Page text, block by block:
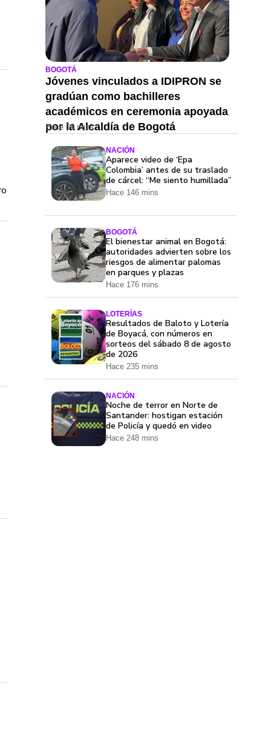
BOGOTÁ
Jóvenes vinculados a IDIPRON se
gradúan como bachilleres
académicos en ceremonia apoyada
por la Alcaldía de Bogotá
Hace 56 mins
NACIÓN
Aparece video de ‘Epa
Colombia’ antes de su traslado
de cárcel: “Me siento humillada”
Hace 146 mins
BOGOTÁ
El bienestar animal en Bogotá:
autoridades advierten sobre los
riesgos de alimentar palomas
en parques y plazas
Hace 176 mins
LOTERÍAS
Resultados de Baloto y Lotería
de Boyacá, con números en
sorteos del sábado 8 de agosto
de 2026
Hace 235 mins
NACIÓN
Noche de terror en Norte de
Santander: hostigan estación
de Policía y quedó en video
Hace 248 mins